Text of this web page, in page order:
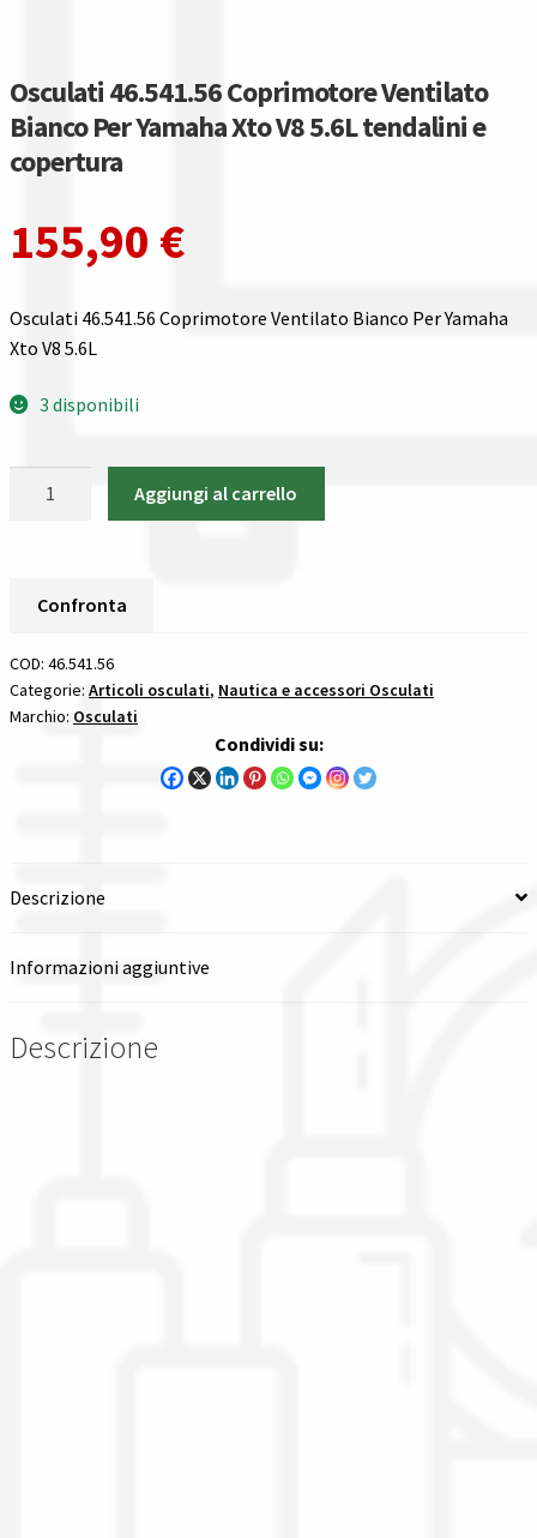
I nostri negozi
Riepilogo ordine
Spedizioni in europa
Tutte le categorie dei prodotti
Wishlist
Checkout
Osculati 46.541.56 Coprimotore Ventilato
Bianco Per Yamaha Xto V8 5.6L tendalini e
copertura
155,90 €
Osculati 46.541.56 Coprimotore Ventilato Bianco Per Yamaha
Xto V8 5.6L
3 disponibili
Bianco
Yamaha
Xto
V8
Aggiungi al carrello
Confronta
COD: 46.541.56
Categorie: Articoli osculati, Nautica e accessori Osculati
Marchio: Osculati
Condividi su:
Descrizione
Informazioni aggiuntive
Descrizione